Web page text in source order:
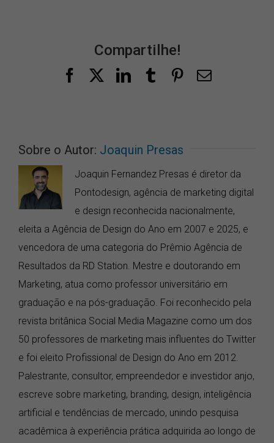
Compartilhe!
FacebookLinkedInTumblrPinterest
E-
Sobre o Autor: Joaquin Presas
Joaquin Fernandez Presas é diretor da
Pontodesign, agência de marketing digital
e design reconhecida nacionalmente,
eleita a Agência de Design do Ano em 2007 e 2025, e
vencedora de uma categoria do Prêmio Agência de
Resultados da RD Station. Mestre e doutorando em
Marketing, atua como professor universitário em
graduação e na pós-graduação. Foi reconhecido pela
revista britânica Social Media Magazine como um dos
50 professores de marketing mais influentes do Twitter
e foi eleito Profissional de Design do Ano em 2012.
Palestrante, consultor, empreendedor e investidor anjo,
escreve sobre marketing, branding, design, inteligência
artificial e tendências de mercado, unindo pesquisa
acadêmica à experiência prática adquirida ao longo de